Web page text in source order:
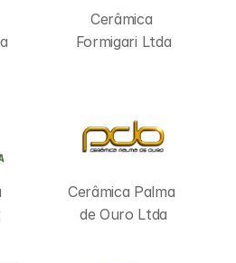
Cerâmica
Formigari Ltda
Cerâmica Palma
de Ouro Ltda